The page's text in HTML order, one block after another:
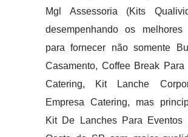
Mgl Assessoria (Kits
desempenhando os melhores
para fornecer não somente
Casamento, Coffee Break Para
Catering, Kit Lanche
Empresa Catering, mas
Kit De Lanches Para Eventos